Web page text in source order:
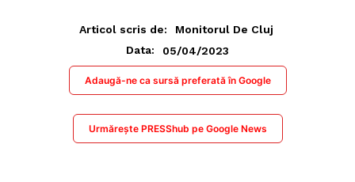
Articol scris de:
Monitorul De Cluj
Data:
05/04/2023
Adaugă-ne ca sursă preferată în Google
Urmărește PRESShub pe Google News